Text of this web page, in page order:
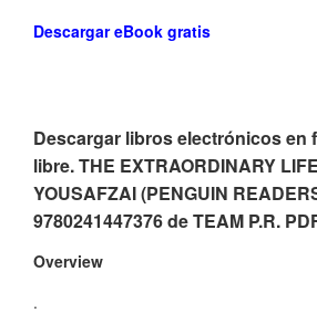
Descargar eBook gratis
Descargar libros electrónicos en
libre. THE EXTRAORDINARY
YOUSAFZAI (PENGUIN
9780241447376 de TEAM P.R.
Overview
.